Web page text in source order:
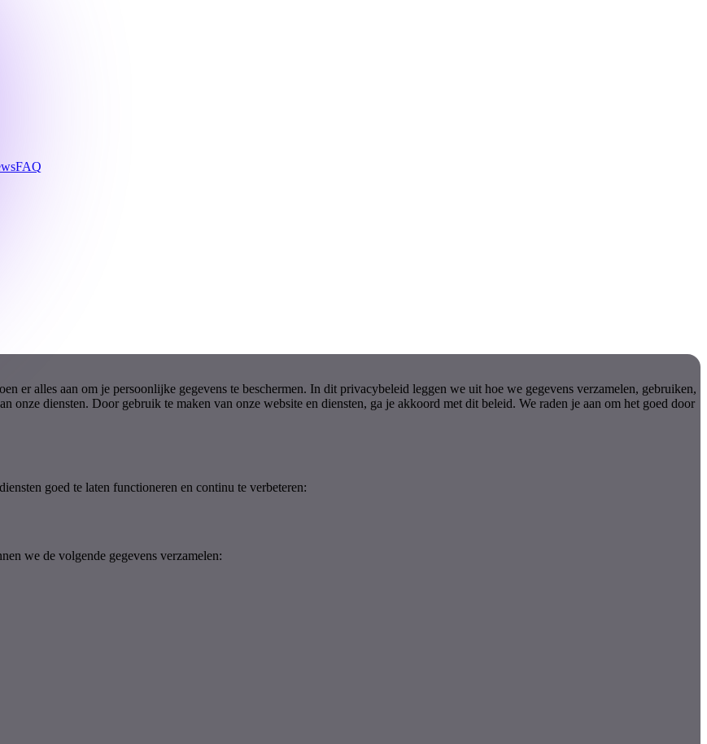
FAQ
er alles aan om je persoonlijke gegevens te beschermen. In dit privacybeleid leggen we uit hoe we gegevens verzamelen, gebruiken,
onze diensten. Door gebruik te maken van onze website en diensten, ga je akkoord met dit beleid. We raden je aan om het goed door
goed te laten functioneren en continu te verbeteren:
we de volgende gegevens verzamelen: